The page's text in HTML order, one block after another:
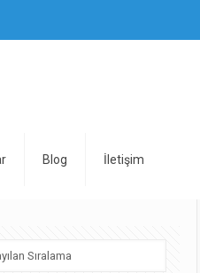
Blog İletişim